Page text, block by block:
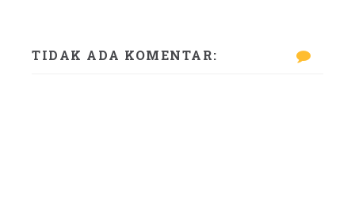
TIDAK ADA KOMENTAR: